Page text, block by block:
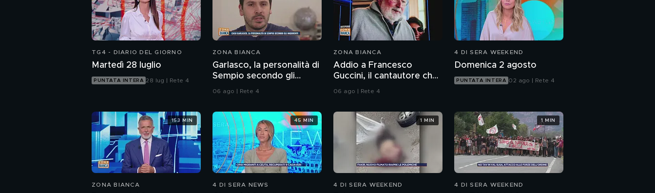
TG4 - DIARIO DEL GIORNO
Martedì 28 luglio
PUNTATA INTERA 28 lug | Rete 4
ZONA BIANCA
Garlasco, la personalità di
Sempio secondo gli
inquirenti
06 ago | Rete 4
ZONA BIANCA
Addio a Francesco
Guccini, il cantautore che
ha raccontato l'Italia
06 ago | Rete 4
4 DI SERA WEEKEND
Domenica 2 agosto
PUNTATA INTERA 02 ago | Rete 4
ZONA BIANCA
153 MIN
4 DI SERA NEWS
45 MIN
4 DI SERA WEEKEND
1 MIN
4 DI SERA WEEKEND
1 MIN